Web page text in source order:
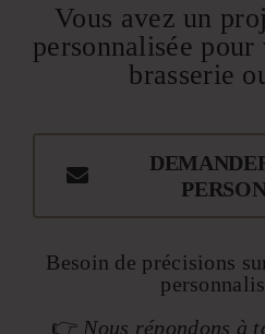
Vous avez un
personnalisée
brasserie
Besoin de précisions
👉 Nous répondons à